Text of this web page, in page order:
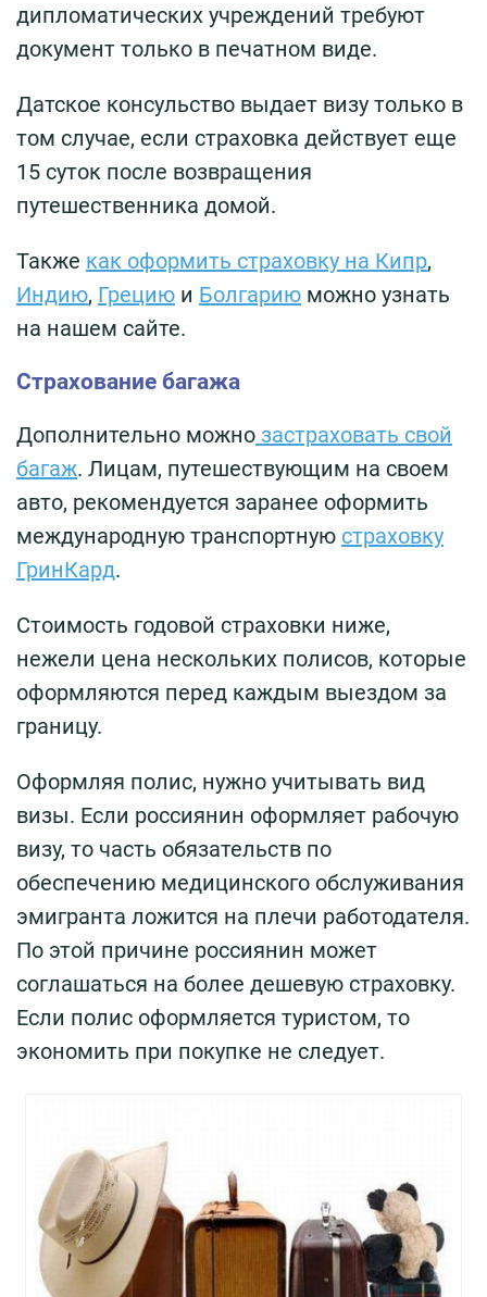
дипломатических учреждений требуют
документ только в печатном виде.
Датское консульство выдает визу только в
том случае, если страховка действует еще
15 суток после возвращения
путешественника домой.
Также как оформить страховку на Кипр,
Индию, Грецию и Болгарию можно узнать
на нашем сайте.
Страхование багажа
Дополнительно можно застраховать свой
багаж. Лицам, путешествующим на своем
авто, рекомендуется заранее оформить
международную транспортную страховку
ГринКард.
Стоимость годовой страховки ниже,
нежели цена нескольких полисов, которые
оформляются перед каждым выездом за
границу.
Оформляя полис, нужно учитывать вид
визы. Если россиянин оформляет рабочую
визу, то часть обязательств по
обеспечению медицинского обслуживания
эмигранта ложится на плечи работодателя.
По этой причине россиянин может
соглашаться на более дешевую страховку.
Если полис оформляется туристом, то
экономить при покупке не следует.